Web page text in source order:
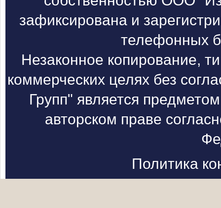
зафиксирована и
телефонных
Незаконное копирование,
коммерческих целях без
Групп" является
авторском праве
Политика